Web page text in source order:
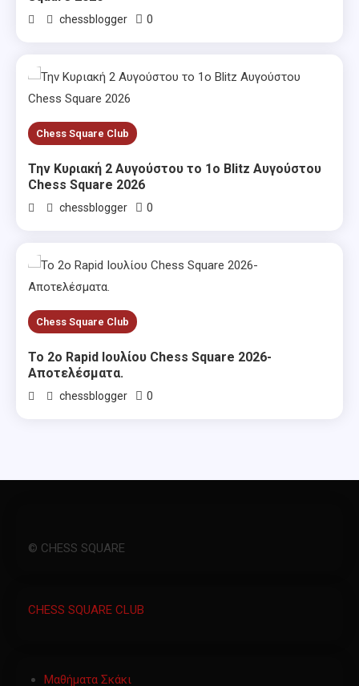
chessblogger 0
Chess Square Club
Την Κυριακή 2 Αυγούστου το 1ο Blitz Αυγούστου
Chess Square 2026
chessblogger 0
Chess Square Club
Το 2ο Rapid Ιουλίου Chess Square 2026-
Αποτελέσματα.
chessblogger 0
© CHESS SQUARE
CHESS SQUARE CLUB
Μαθήματα Σκάκι